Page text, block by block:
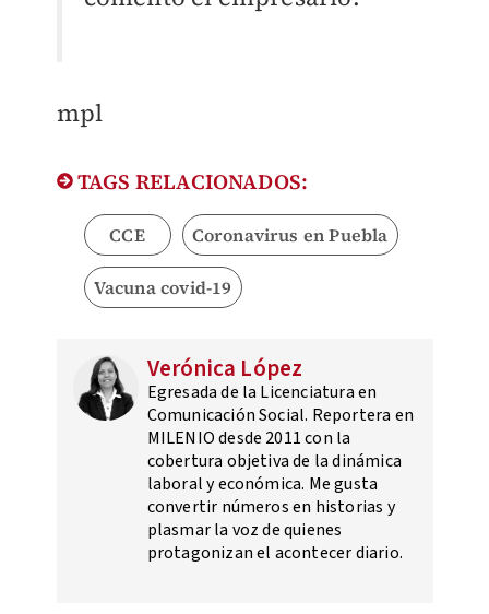
mpl
TAGS RELACIONADOS:
CCE Coronavirus en Puebla
Vacuna covid-19
Verónica López
Egresada de la Licenciatura en
Comunicación Social. Reportera en
MILENIO desde 2011 con la
cobertura objetiva de la dinámica
laboral y económica. Me gusta
convertir números en historias y
plasmar la voz de quienes
protagonizan el acontecer diario.